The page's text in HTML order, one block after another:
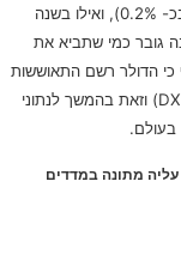
ארה"ב צפויה לצמוח השנה ב- 1.9% (עדכון כלפי מטה בכ- 0.2%), ואילו בשנה
בה גובר כמי שתביא את
כי הדולר רשם התאוששות
מתחילת השנה והתחזק ב- 4.5% מול סל המטבעות (DXY) וזאת בהמשך לנתוני
בעולם.
מתונה במדדים